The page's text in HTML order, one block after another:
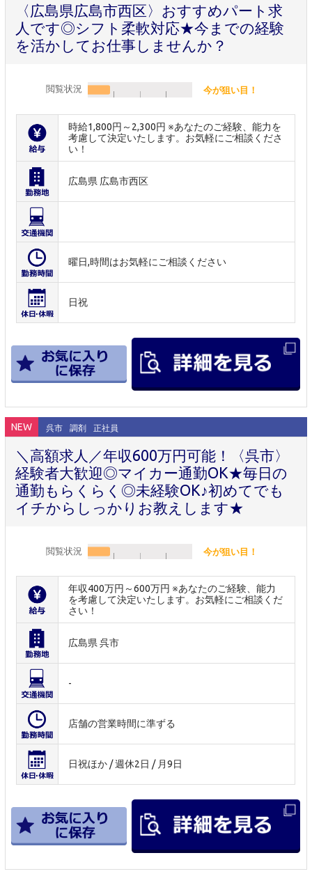
〈広島県広島市西区〉おすすめパート求
人です◎シフト柔軟対応★今までの経験
を活かしてお仕事しませんか？
閲覧状況 今が狙い目！
時給1,800円～2,300円 ※あなたのご経験、能力を
考慮して決定いたします。お気軽にご相談くださ
い！
広島県 広島市西区
曜日,時間はお気軽にご相談ください
日祝
NEW 呉市 調剤 正社員
＼高額求人／年収600万円可能！〈呉市〉
経験者大歓迎◎マイカー通勤OK★毎日の
通勤もらくらく◎未経験OK♪初めてでも
イチからしっかりお教えします★
閲覧状況 今が狙い目！
年収400万円～600万円 ※あなたのご経験、能力
を考慮して決定いたします。お気軽にご相談くだ
さい！
広島県 呉市
-
店舗の営業時間に準ずる
日祝ほか / 週休2日 / 月9日